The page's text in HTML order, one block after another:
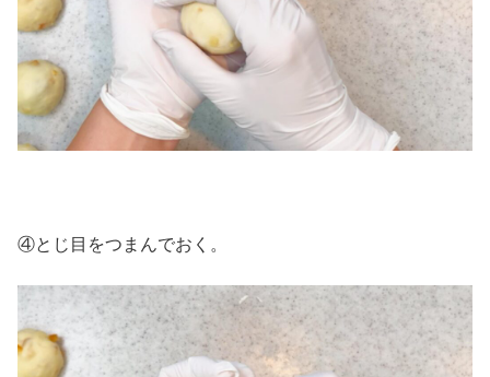
④とじ目をつまんでおく。